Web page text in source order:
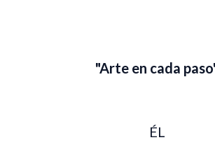
"Arte en cada
ÉL